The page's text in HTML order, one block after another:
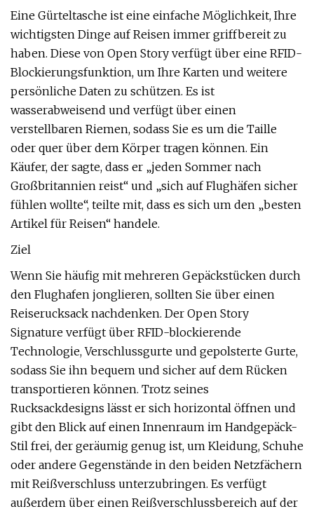
Eine Gürteltasche ist eine einfache Möglichkeit, Ihre
wichtigsten Dinge auf Reisen immer griffbereit zu
haben. Diese von Open Story verfügt über eine RFID-
Blockierungsfunktion, um Ihre Karten und weitere
persönliche Daten zu schützen. Es ist
wasserabweisend und verfügt über einen
verstellbaren Riemen, sodass Sie es um die Taille
oder quer über dem Körper tragen können. Ein
Käufer, der sagte, dass er „jeden Sommer nach
Großbritannien reist“ und „sich auf Flughäfen sicher
fühlen wollte“, teilte mit, dass es sich um den „besten
Artikel für Reisen“ handele.
Ziel
Wenn Sie häufig mit mehreren Gepäckstücken durch
den Flughafen jonglieren, sollten Sie über einen
Reiserucksack nachdenken. Der Open Story
Signature verfügt über RFID-blockierende
Technologie, Verschlussgurte und gepolsterte Gurte,
sodass Sie ihn bequem und sicher auf dem Rücken
transportieren können. Trotz seines
Rucksackdesigns lässt er sich horizontal öffnen und
gibt den Blick auf einen Innenraum im Handgepäck-
Stil frei, der geräumig genug ist, um Kleidung, Schuhe
oder andere Gegenstände in den beiden Netzfächern
mit Reißverschluss unterzubringen. Es verfügt
außerdem über einen Reißverschlussbereich auf der